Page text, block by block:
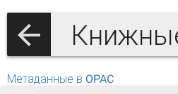
Метаданные в OPAC